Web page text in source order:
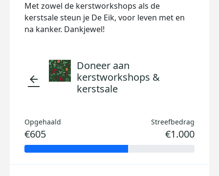
Met zowel de kerstworkshops als de
kerstsale steun je De Eik, voor leven met en
na kanker. Dankjewel!
arrow_back
Doneer aan
kerstworkshops &
kerstsale
Opgehaald
€605
Streefbedrag
€1.000